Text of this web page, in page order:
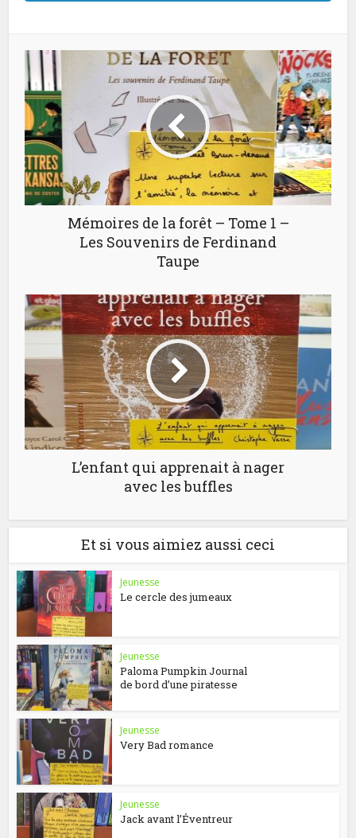
Mémoires de la forêt – Tome 1 –
Les Souvenirs de Ferdinand
Taupe
L’enfant qui apprenait à nager
avec les buffles
Et si vous aimiez aussi ceci
Jeunesse
Le cercle des jumeaux
Jeunesse
Paloma Pumpkin Journal
de bord d’une piratesse
Jeunesse
Very Bad romance
Jeunesse
Jack avant l’Éventreur